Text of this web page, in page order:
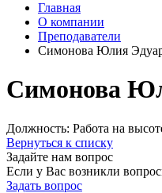
Главная
О компании
Преподаватели
Симонова Юлия
Симонова
Должность: Работа на
Вернуться к списку
Задайте нам вопрос
Если у Вас возникли
Задать вопрос